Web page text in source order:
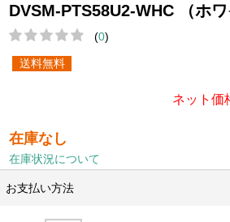
DVSM-PTS58U2-WHC （ホワ
(0)
送料無料
ネット価
在庫なし
在庫状況について
お支払い方法